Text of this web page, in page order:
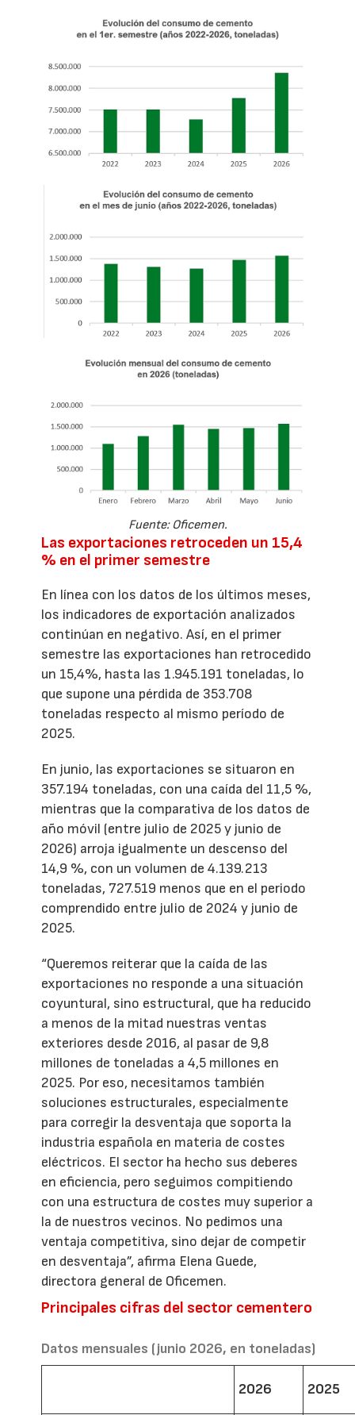
Fuente: Oficemen.
Las exportaciones retroceden un 15,4
% en el primer semestre
En línea con los datos de los últimos meses,
los indicadores de exportación analizados
continúan en negativo. Así, en el primer
semestre las exportaciones han retrocedido
un 15,4%, hasta las 1.945.191 toneladas, lo
que supone una pérdida de 353.708
toneladas respecto al mismo período de
2025.
En junio, las exportaciones se situaron en
357.194 toneladas, con una caída del 11,5 %,
mientras que la comparativa de los datos de
año móvil (entre julio de 2025 y junio de
2026) arroja igualmente un descenso del
14,9 %, con un volumen de 4.139.213
toneladas, 727.519 menos que en el periodo
comprendido entre julio de 2024 y junio de
2025.
“Queremos reiterar que la caída de las
exportaciones no responde a una situación
coyuntural, sino estructural, que ha reducido
a menos de la mitad nuestras ventas
exteriores desde 2016, al pasar de 9,8
millones de toneladas a 4,5 millones en
2025. Por eso, necesitamos también
soluciones estructurales, especialmente
para corregir la desventaja que soporta la
industria española en materia de costes
eléctricos. El sector ha hecho sus deberes
en eficiencia, pero seguimos compitiendo
con una estructura de costes muy superior a
la de nuestros vecinos. No pedimos una
ventaja competitiva, sino dejar de competir
en desventaja”, afirma Elena Guede,
directora general de Oficemen.
Principales cifras del sector cementero
Datos mensuales (junio 2026, en toneladas)
2026 2025